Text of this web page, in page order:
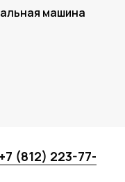
машина
+7 (812) 223-77-